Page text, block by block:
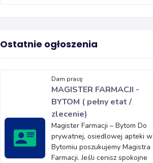
Ostatnie ogłoszenia
Dam pracę
MAGISTER FARMACJI -
BYTOM ( pełny etat /
zlecenie)
Magister Farmacji – Bytom Do
prywatnej, osiedlowej apteki w
Bytomiu poszukujemy Magistra
Farmacji. Jeśli cenisz spokojne